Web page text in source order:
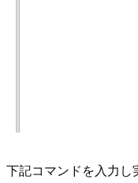
下記コマンドを入力